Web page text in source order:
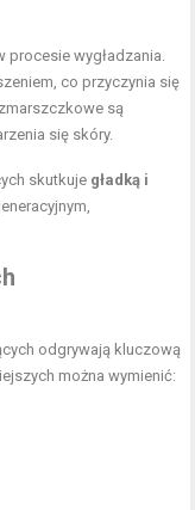
procesie wygładzania.
co przyczynia się
są
się skóry.
skutkuje gładką i
odgrywają kluczową
można wymienić: